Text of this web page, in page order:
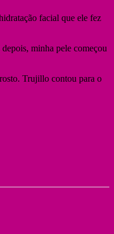
facial que ele fez
minha pele começou
Trujillo contou para o